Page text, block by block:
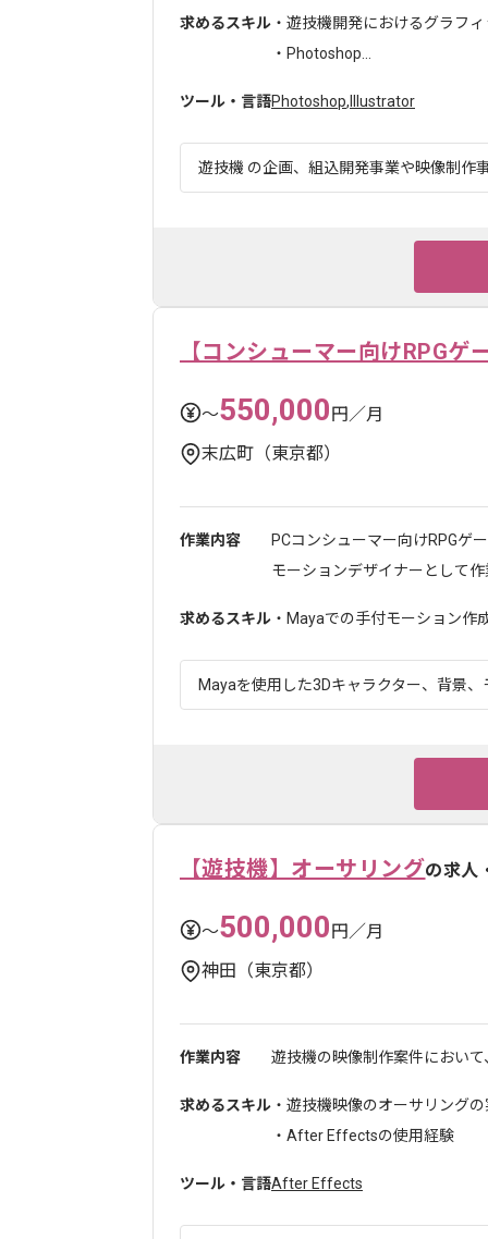
求めるスキル ・遊技機開発におけるグラフ
・Photoshop...
ツール・言語Photoshop, Illustrator
遊技機 の企画、組込開発事業や映像制作
【コンシューマー向けRPG
〜550,000円／月
末広町（東京都）
作業内容
PCコンシューマー向けRPGゲ
モーションデザイナーとして作
求めるスキル ・Mayaでの手付モーション作
Mayaを使用した3Dキャラクター、背景
【遊技機】オーサリングの求人
〜500,000円／月
神田（東京都）
作業内容 遊技機の映像制作案件におい
求めるスキル ・遊技機映像のオーサリング
・After Effectsの使用経験
ツール・言語After Effects